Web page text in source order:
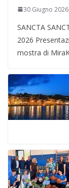
30 Giugno 2026
SANCTA
2026
mostra di